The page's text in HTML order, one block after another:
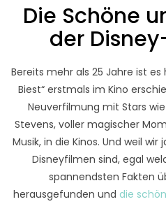
Die Schöne
der
Bereits mehr als 25 Jahre ist es
Biest“ erstmals im Kino
Neuverfilmung mit Stars
Stevens, voller magischer
Musik, in die Kinos. Und weil
Disneyfilmen sind, egal
spannendsten Fakten
herausgefunden und die